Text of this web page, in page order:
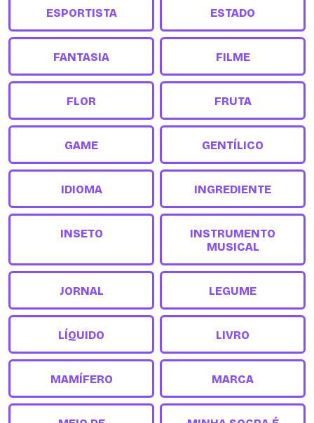
ESPORTISTA ESTADO
FANTASIA FILME
FLOR FRUTA
GAME GENTÍLICO
IDIOMA INGREDIENTE
INSETO
INSTRUMENTO
MUSICAL
JORNAL LEGUME
LÍQUIDO LIVRO
MAMÍFERO MARCA